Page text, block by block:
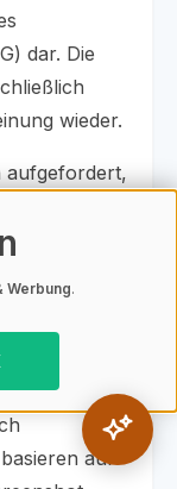
dar. Die
wieder.
aufgefordert,
und
mit
hierfür
auf
Werbung.